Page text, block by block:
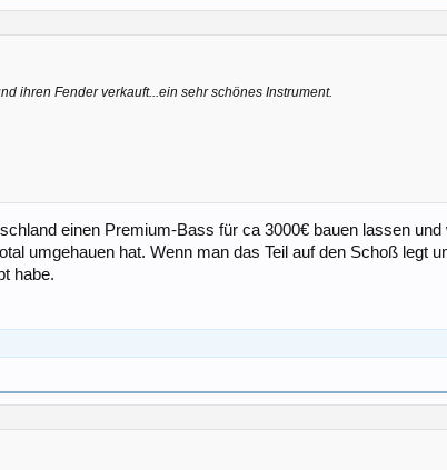
ihren Fender verkauft...ein sehr schönes Instrument.
einen Premium-Bass für ca 3000€ bauen lassen
umgehauen hat. Wenn man das Teil auf den Schoß legt
habe.